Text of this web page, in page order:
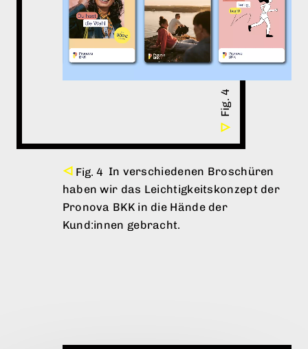
haben wir das Leichtigkeitskonzept der
Kund:innen gebracht.